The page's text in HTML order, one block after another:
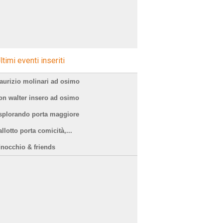
eventi inseriti
molinari ad osimo
walter insero ad osimo
porta maggiore
porta comicità,...
& friends